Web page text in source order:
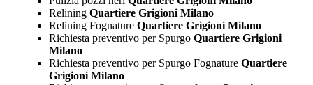
ReliningQuartiere Grigioni Milano
Relining FognatureQuartiere Grigioni Milano
Richiesta preventivo per SpurgoQuartiere Grigioni
Milano
Richiesta preventivo per Spurgo FognatureQuartiere
Grigioni Milano